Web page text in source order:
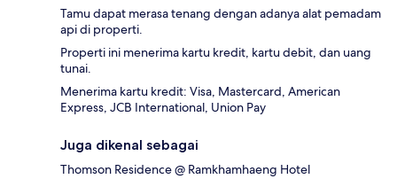
Tamu dapat merasa tenang dengan adanya alat pemadam
api di properti.
Properti ini menerima kartu kredit, kartu debit, dan uang
tunai.
Menerima kartu kredit: Visa, Mastercard, American
Express, JCB International, Union Pay
Juga dikenal sebagai
Thomson Residence @ Ramkhamhaeng Hotel